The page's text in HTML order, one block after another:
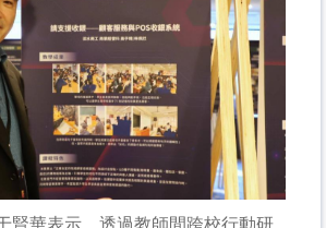
賢華表示，透過教師間跨校行動研